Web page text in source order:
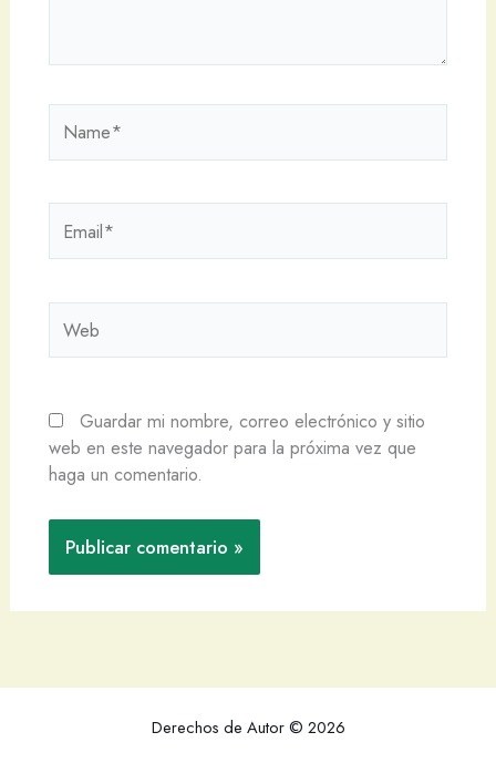
Guardar mi nombre, correo electrónico y sitio
web en este navegador para la próxima vez que
haga un comentario.
Derechos de Autor © 2026